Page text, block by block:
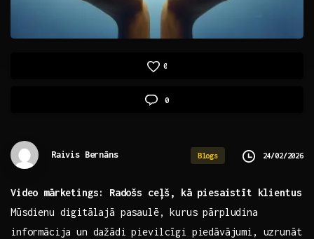
0
0
Raivis Bernāns Blogs 24/02/2026
Video mārketings: ⁣Radošs ceļš, kā piesaistīt klientus
Mūsdienu digitālajā ​pasaulē, kurus pārpludina
informācija un dažādi pievilcīgi piedāvājumi, uzrunāt